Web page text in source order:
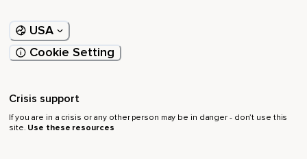
Est-ce que tu te reposes ou tu fais une activité amusante?
Est-ce que tu es seul dans cet endroit merveilleux?
Qui est avec toi?
Des personnes?
USA
Cookie Setting
Crisis support
If you are in a crisis or any other person may be in danger - don’t use this
site. Use these resources